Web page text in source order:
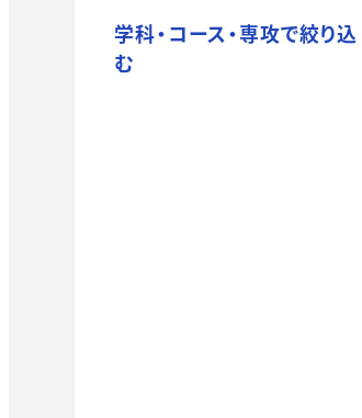
学科・コース・専攻で絞り込
む